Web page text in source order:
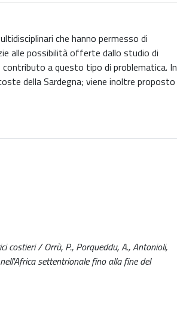
che hanno permesso di
alle possibilità offerte dallo studio di
a questo tipo di problematica. In
della Sardegna; viene inoltre proposto
costieri / Orrù, P., Porqueddu, A., Antonioli,
settentrionale fino alla fine del